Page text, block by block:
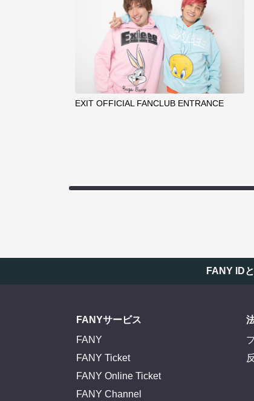
EXIT OFFICIAL FANCLUB ENTRANCE
FANY ID
FANYサービス
FANY
FANY Ticket
FANY Online Ticket
FANY Channel